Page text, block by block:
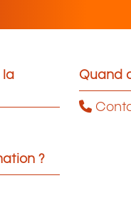
la
?
Quand